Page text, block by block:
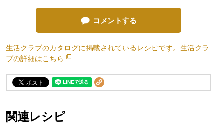
コメントする
生活クラブのカタログに掲載されているレシピです。生活クラ
ブの詳細はこちら 別のウィンドウで開きます。
関連レシピ